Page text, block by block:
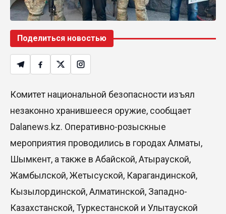
Поделиться новостью
Комитет национальной безопасности изъял
незаконно хранившееся оружие, сообщает
Dalanews.kz. Оперативно-розыскные
мероприятия проводились в городах Алматы,
Шымкент, а также в Абайской, Атырауской,
Жамбылской, Жетысуской, Карагандинской,
Кызылординской, Алматинской, Западно-
Казахстанской, Туркестанской и Улытауской